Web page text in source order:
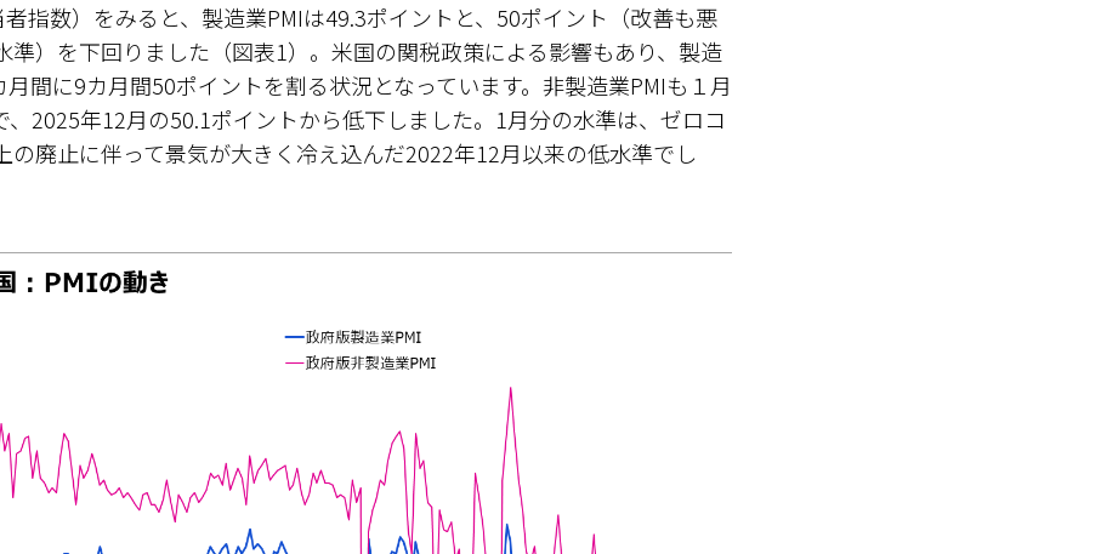
指数）をみると、製造業PMIは49.3ポイントと、50ポイント（改善も悪
準）を下回りました（図表1）。米国の関税政策による影響もあり、製造
月間に9カ月間50ポイントを割る状況となっています。非製造業PMIも１月
、2025年12月の50.1ポイントから低下しました。1月分の水準は、ゼロコ
の廃止に伴って景気が大きく冷え込んだ2022年12月以来の低水準でし